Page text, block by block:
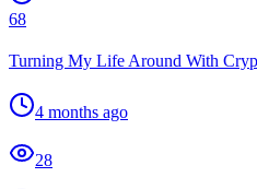
68
Turning My Life Around With
4 months ago
28